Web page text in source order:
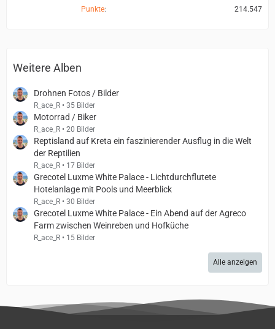
Punkte
214.547
Weitere Alben
Drohnen Fotos / Bilder
R_ace_R 35 Bilder
Motorrad / Biker
R_ace_R 20 Bilder
Reptisland auf Kreta ein faszinierender Ausflug in die Welt
der Reptilien
R_ace_R 17 Bilder
Grecotel Luxme White Palace - Lichtdurchflutete
Hotelanlage mit Pools und Meerblick
R_ace_R 30 Bilder
Grecotel Luxme White Palace - Ein Abend auf der Agreco
Farm zwischen Weinreben und Hofküche
R_ace_R 15 Bilder
Alle anzeigen